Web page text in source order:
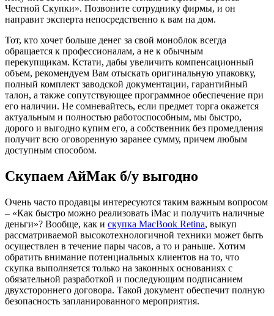
Честной Скупки». Позвоните сотруднику фирмы, и он
направит эксперта непосредственно к вам на дом.
Тот, кто хочет больше денег за свой моноблок всегда
обращается к профессионалам, а не к обычным
перекупщикам. Кстати, дабы увеличить компенсационный
объем, рекомендуем Вам отыскать оригинальную упаковку,
полный комплект заводской документации, гарантийный
талон, а также сопутствующее программное обеспечение при
его наличии. Не сомневайтесь, если предмет торга окажется
актуальным и полностью работоспособным, мы быстро,
дорого и выгодно купим его, а собственник без промедления
получит всю оговоренную заранее сумму, причем любым
доступным способом.
Скупаем АйМак б/у выгодно
Очень часто продавцы интересуются таким важным вопросом
– «Как быстро можно реализовать iMac и получить наличные
деньги»? Вообще, как и скупка MacBook Retina, выкуп
рассматриваемой высокотехнологичной техники может быть
осуществлен в течение пары часов, а то и раньше. Хотим
обратить внимание потенциальных клиентов на то, что
скупка выполняется только на законных основаниях с
обязательной разработкой и последующим подписанием
двухстороннего договора. Такой документ обеспечит полную
безопасность запланированного мероприятия.